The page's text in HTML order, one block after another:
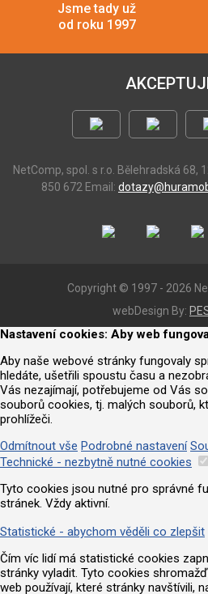
Jsme tady už
od roku 1997
NetComp, spol. s r.o. Bělehradská 68,
850 672 Email:
Copyright © 1997 - 2026
webDesign By:
Nastavení cookies: Aby web
Aby naše webové stránky fungovaly
hledáte, ušetřili spoustu času a
Vás nezajímají, potřebujeme od Vás
souborů cookies, tj. malých souborů,
prohlížeči.
Odmítnout vše Podrobné nastavení
Technické - nezbytně nutné cookies
Tyto cookies jsou nutné pro správné
stránek. Vždy aktivní.
Statistické - abychom věděli co zlepšit
Čím víc lidí má statistické cookies
stránky vyladit. Tyto cookies
web používají, které stránky navštívili,